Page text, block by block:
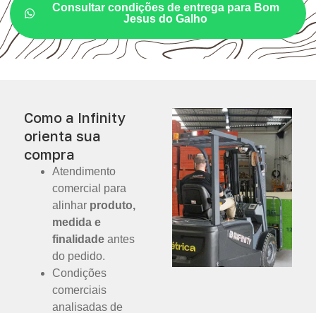
Consultar condições de entrega para Bom
Jesus do Galho
Como a Infinity
orienta sua
compra
Atendimento
comercial para
alinhar produto,
medida e
finalidade antes
do pedido.
Condições
comerciais
analisadas de